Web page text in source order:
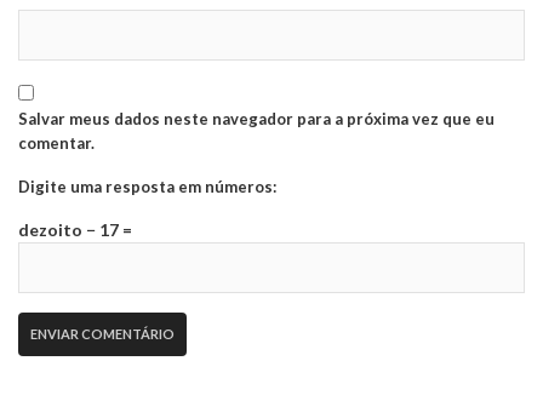
Salvar meus dados neste navegador para a próxima vez que eu
comentar.
Digite uma resposta em números:
dezoito − 17 =